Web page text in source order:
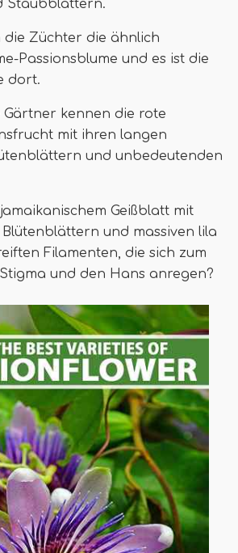
Staubblättern.
die Züchter die ähnlich
Passionsblume und es ist die
dort.
kennen die rote
mit ihren langen
und unbedeutenden
Geißblatt mit
und massiven lila
Filamenten, die sich zum
und den Hans anregen?